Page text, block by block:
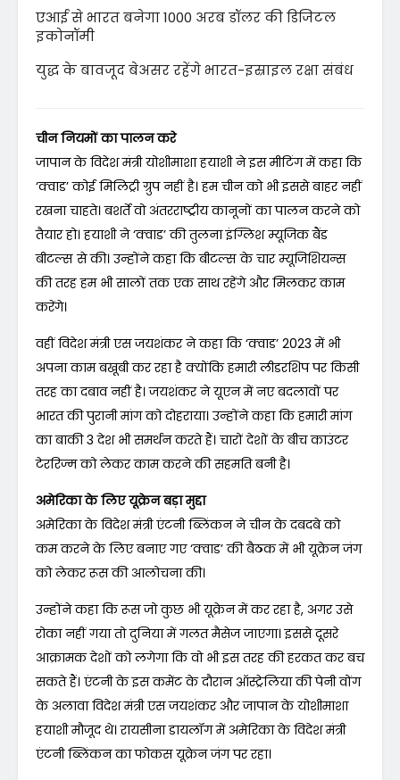
एआई से भारत बनेगा 1000 अरब डॉलर की डिजिटल
इकोनॉमी
युद्ध के बावजूद बेअसर रहेंगे भारत-इस्राइल रक्षा संबंध
चीन नियमों का पालन करे
जापान के विदेश मंत्री योशीमाशा हयाशी ने इस मीटिंग में कहा कि
‘क्वाड’ कोई मिलिट्री ग्रुप नहीं है। हम चीन को भी इससे बाहर नहीं
रखना चाहते। बशर्ते वो अंतरराष्ट्रीय कानूनों का पालन करने को
तैयार हो। हयाशी ने ‘क्वाड’ की तुलना इंग्लिश म्यूजिक बैंड
बीटल्स से की। उन्होंने कहा कि बीटल्स के चार म्यूजिशियन्स
की तरह हम भी सालों तक एक साथ रहेंगे और मिलकर काम
करेंगे।
वहीं विदेश मंत्री एस जयशंकर ने कहा कि ‘क्वाड’ 2023 में भी
अपना काम बखूबी कर रहा है क्योंकि हमारी लीडरशिप पर किसी
तरह का दबाव नहीं है। जयशंकर ने यूएन में नए बदलावों पर
भारत की पुरानी मांग को दोहराया। उन्होंने कहा कि हमारी मांग
का बाकी 3 देश भी समर्थन करते हैं। चारों देशों के बीच काउंटर
टेररिज्म को लेकर काम करने की सहमति बनी है।
अमेरिका के लिए यूक्रेन बड़ा मुद्दा
अमेरिका के विदेश मंत्री एंटनी ब्लिंकन ने चीन के दबदबे को
कम करने के लिए बनाए गए ‘क्वाड’ की बैठक में भी यूक्रेन जंग
को लेकर रूस की आलोचना की।
उन्होंने कहा कि रूस जो कुछ भी यूक्रेन में कर रहा है, अगर उसे
रोका नहीं गया तो दुनिया में गलत मैसेज जाएगा। इससे दूसरे
आक्रामक देशों को लगेगा कि वो भी इस तरह की हरकत कर बच
सकते हैं। एंटनी के इस कमेंट के दौरान ऑस्ट्रेलिया की पेनी वोंग
के अलावा विदेश मंत्री एस जयशंकर और जापान के योशीमाशा
हयाशी मौजूद थे। रायसीना डायलॉग में अमेरिका के विदेश मंत्री
एंटनी ब्लिंकन का फोकस यूक्रेन जंग पर रहा।